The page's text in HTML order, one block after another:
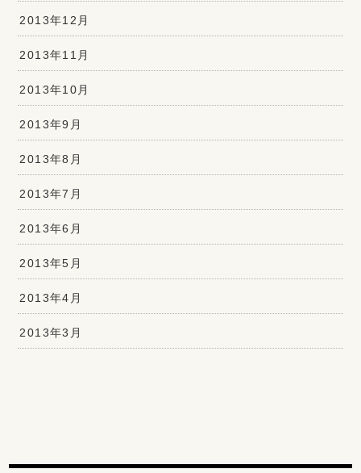
2013年12月
2013年11月
2013年10月
2013年9月
2013年8月
2013年7月
2013年6月
2013年5月
2013年4月
2013年3月